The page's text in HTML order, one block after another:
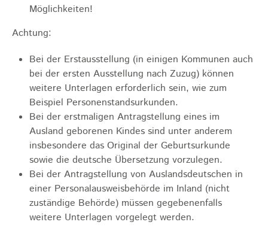
Möglichkeiten!
Achtung:
Bei der Erstausstellung (in einigen Kommunen auch
bei der ersten Ausstellung nach Zuzug) können
weitere Unterlagen erforderlich sein, wie zum
Beispiel Personenstandsurkunden.
Bei der erstmaligen Antragstellung eines im
Ausland geborenen Kindes sind unter anderem
insbesondere das Original der Geburtsurkunde
sowie die deutsche Übersetzung vorzulegen.
Bei der Antragstellung von Auslandsdeutschen in
einer Personalausweisbehörde im Inland (nicht
zuständige Behörde) müssen gegebenenfalls
weitere Unterlagen vorgelegt werden.